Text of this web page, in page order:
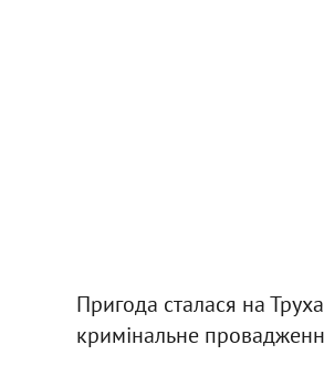
Пригода сталася на
кримінальне